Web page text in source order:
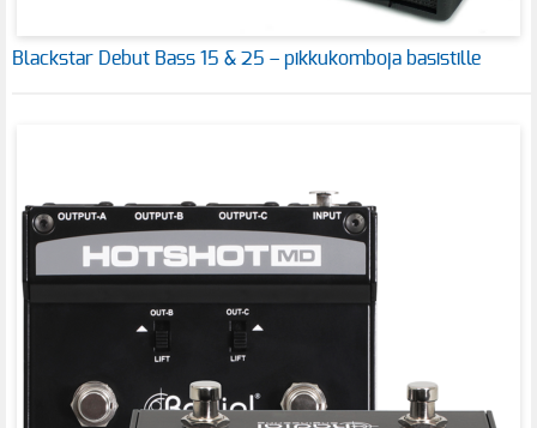
Blackstar Debut Bass 15 & 25 – pikkukomboja basistille